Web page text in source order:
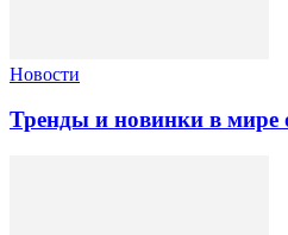
Новости
Тренды и новинки в мире